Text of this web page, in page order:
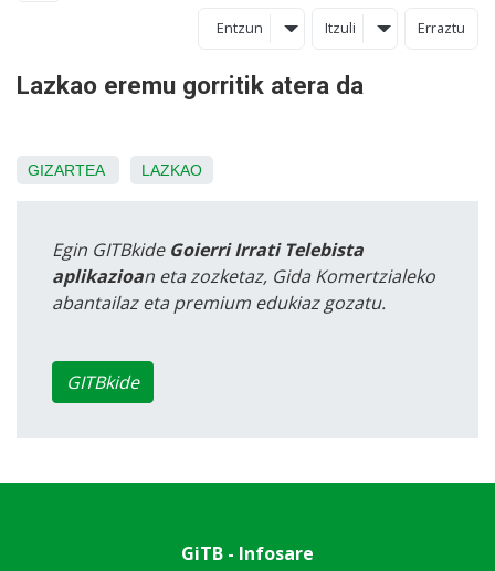
Entzun Itzuli Erraztu
Lazkao eremu gorritik atera da
GIZARTEA LAZKAO
Egin GITBkide Goierri Irrati Telebista
aplikazioan eta zozketaz, Gida Komertzialeko
abantailaz eta premium edukiaz gozatu.
GITBkide
GiTB - Infosare